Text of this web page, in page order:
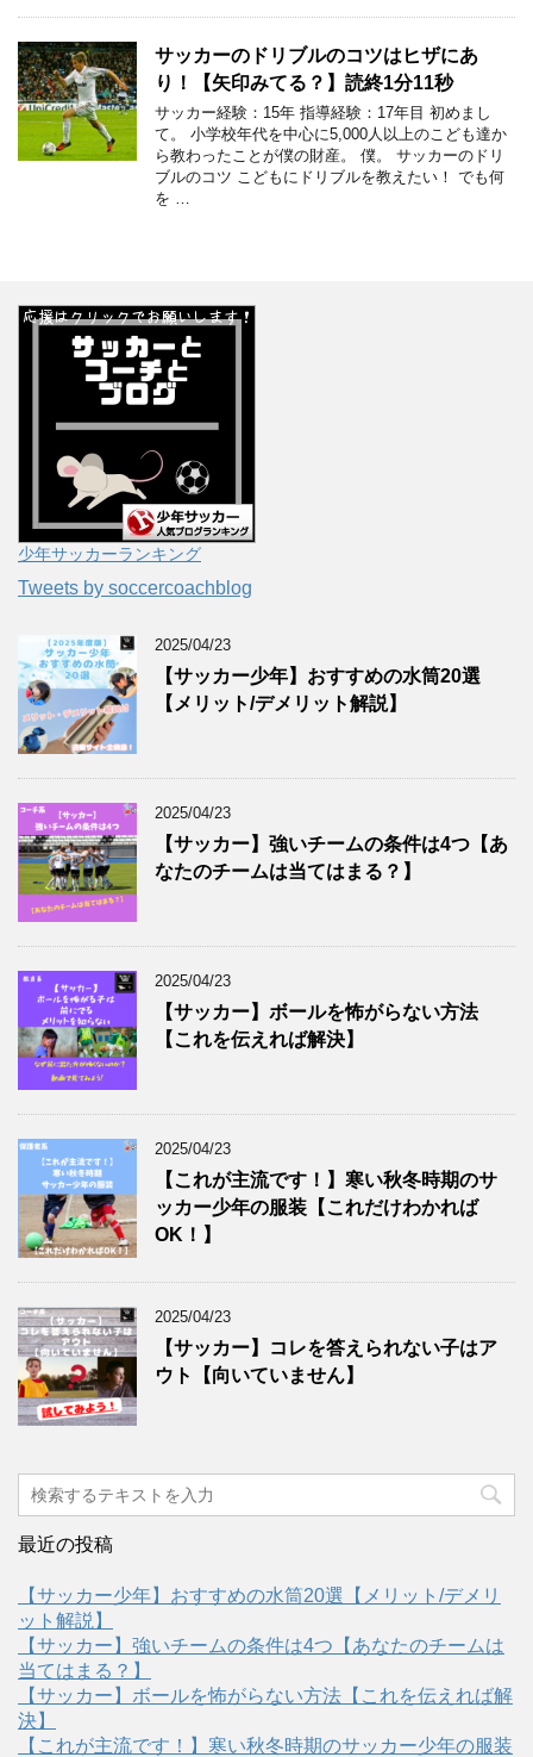
サッカーのドリブルのコツはヒザにあ
り！【矢印みてる？】読終1分11秒
サッカー経験：15年 指導経験：17年目 初めまし
て。 小学校年代を中心に5,000人以上のこども達か
ら教わったことが僕の財産。 僕。 サッカーのドリ
ブルのコツ こどもにドリブルを教えたい！ でも何
を …
少年サッカーランキング
Tweets by soccercoachblog
2025/04/23
【サッカー少年】おすすめの水筒20選
【メリット/デメリット解説】
2025/04/23
【サッカー】強いチームの条件は4つ【あ
なたのチームは当てはまる？】
2025/04/23
【サッカー】ボールを怖がらない方法
【これを伝えれば解決】
2025/04/23
【これが主流です！】寒い秋冬時期のサ
ッカー少年の服装【これだけわかれば
OK！】
2025/04/23
【サッカー】コレを答えられない子はア
ウト【向いていません】
最近の投稿
【サッカー少年】おすすめの水筒20選【メリット/デメリ
ット解説】
【サッカー】強いチームの条件は4つ【あなたのチームは
当てはまる？】
【サッカー】ボールを怖がらない方法【これを伝えれば解
決】
【これが主流です！】寒い秋冬時期のサッカー少年の服装